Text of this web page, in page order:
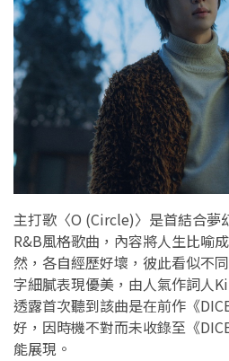
主打歌〈O (Circle)〉是首結合夢
R&B風格歌曲，內容將人生比喻
然，各自經歷好壞，彼此看似不
字細膩表現優美，由人氣作詞人
透露首次聽到該曲是在前作《
好，因時機不對而未收錄至《
能展現。